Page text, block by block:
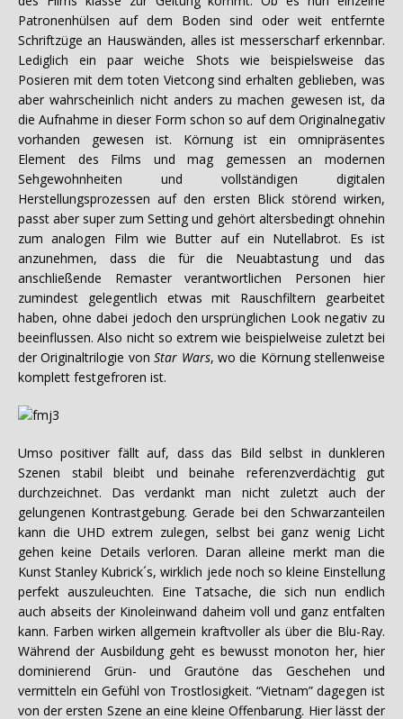
Patronenhülsen auf dem Boden sind oder weit entfernte
Schriftzüge an Hauswänden, alles ist messerscharf erkennbar.
Lediglich ein paar weiche Shots wie beispielsweise das
Posieren mit dem toten Vietcong sind erhalten geblieben, was
aber wahrscheinlich nicht anders zu machen gewesen ist, da
die Aufnahme in dieser Form schon so auf dem Originalnegativ
vorhanden gewesen ist. Körnung ist ein omnipräsentes
Element des Films und mag gemessen an modernen
Sehgewohnheiten und vollständigen digitalen
Herstellungsprozessen auf den ersten Blick störend wirken,
passt aber super zum Setting und gehört altersbedingt ohnehin
zum analogen Film wie Butter auf ein Nutellabrot. Es ist
anzunehmen, dass die für die Neuabtastung und das
anschließende Remaster verantwortlichen Personen hier
zumindest gelegentlich etwas mit Rauschfiltern gearbeitet
haben, ohne dabei jedoch den ursprünglichen Look negativ zu
beeinflussen. Also nicht so extrem wie beispielweise zuletzt bei
der Originaltrilogie vonStar Wars, wo die Körnung stellenweise
komplett festgefroren ist.
Umso positiver fällt auf, dass das Bild selbst in dunkleren
Szenen stabil bleibt und beinahe referenzverdächtig gut
durchzeichnet. Das verdankt man nicht zuletzt auch der
gelungenen Kontrastgebung. Gerade bei den Schwarzanteilen
kann die UHD extrem zulegen, selbst bei ganz wenig Licht
gehen keine Details verloren. Daran alleine merkt man die
Kunst Stanley Kubrick´s, wirklich jede noch so kleine Einstellung
perfekt auszuleuchten. Eine Tatsache, die sich nun endlich
auch abseits der Kinoleinwand daheim voll und ganz entfalten
kann. Farben wirken allgemein kraftvoller als über die Blu-Ray.
Während der Ausbildung geht es bewusst monoton her, hier
dominierend Grün- und Grautöne das Geschehen und
vermitteln ein Gefühl von Trostlosigkeit. “Vietnam” dagegen ist
von der ersten Szene an eine kleine Offenbarung. Hier lässt der